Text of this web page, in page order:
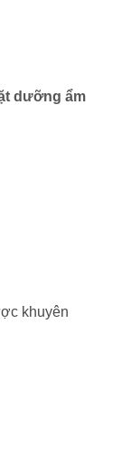
dưỡng ẩm
khuyên